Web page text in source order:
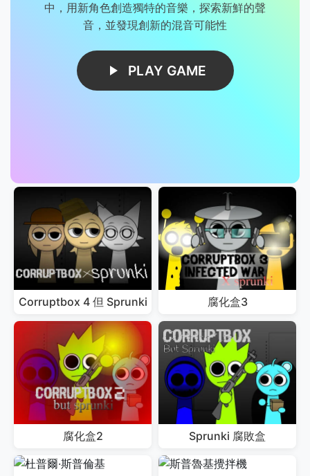
中，用新角色創造獨特的音樂，探索新鮮的聲
音，並發現創新的混音可能性
PLAY GAME
Corruptbox 4 但 Sprunki 腐化盒3
腐化盒2 Sprunki 腐敗盒